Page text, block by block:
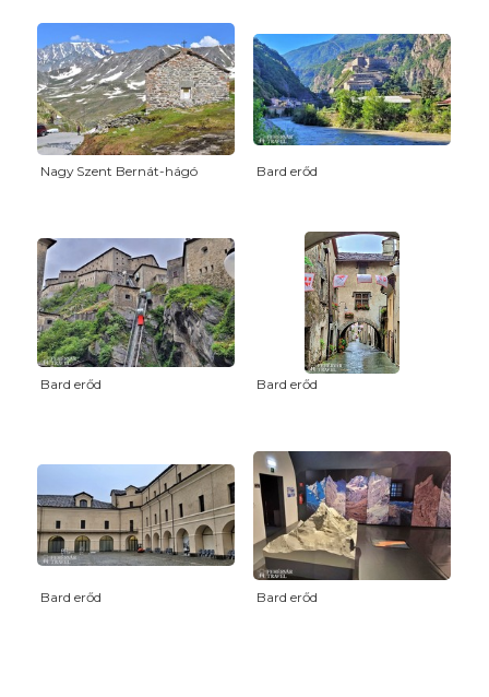
Nagy Szent Bernát-hágó Bard erőd
Bard erőd Bard erőd
Bard erőd Bard erőd